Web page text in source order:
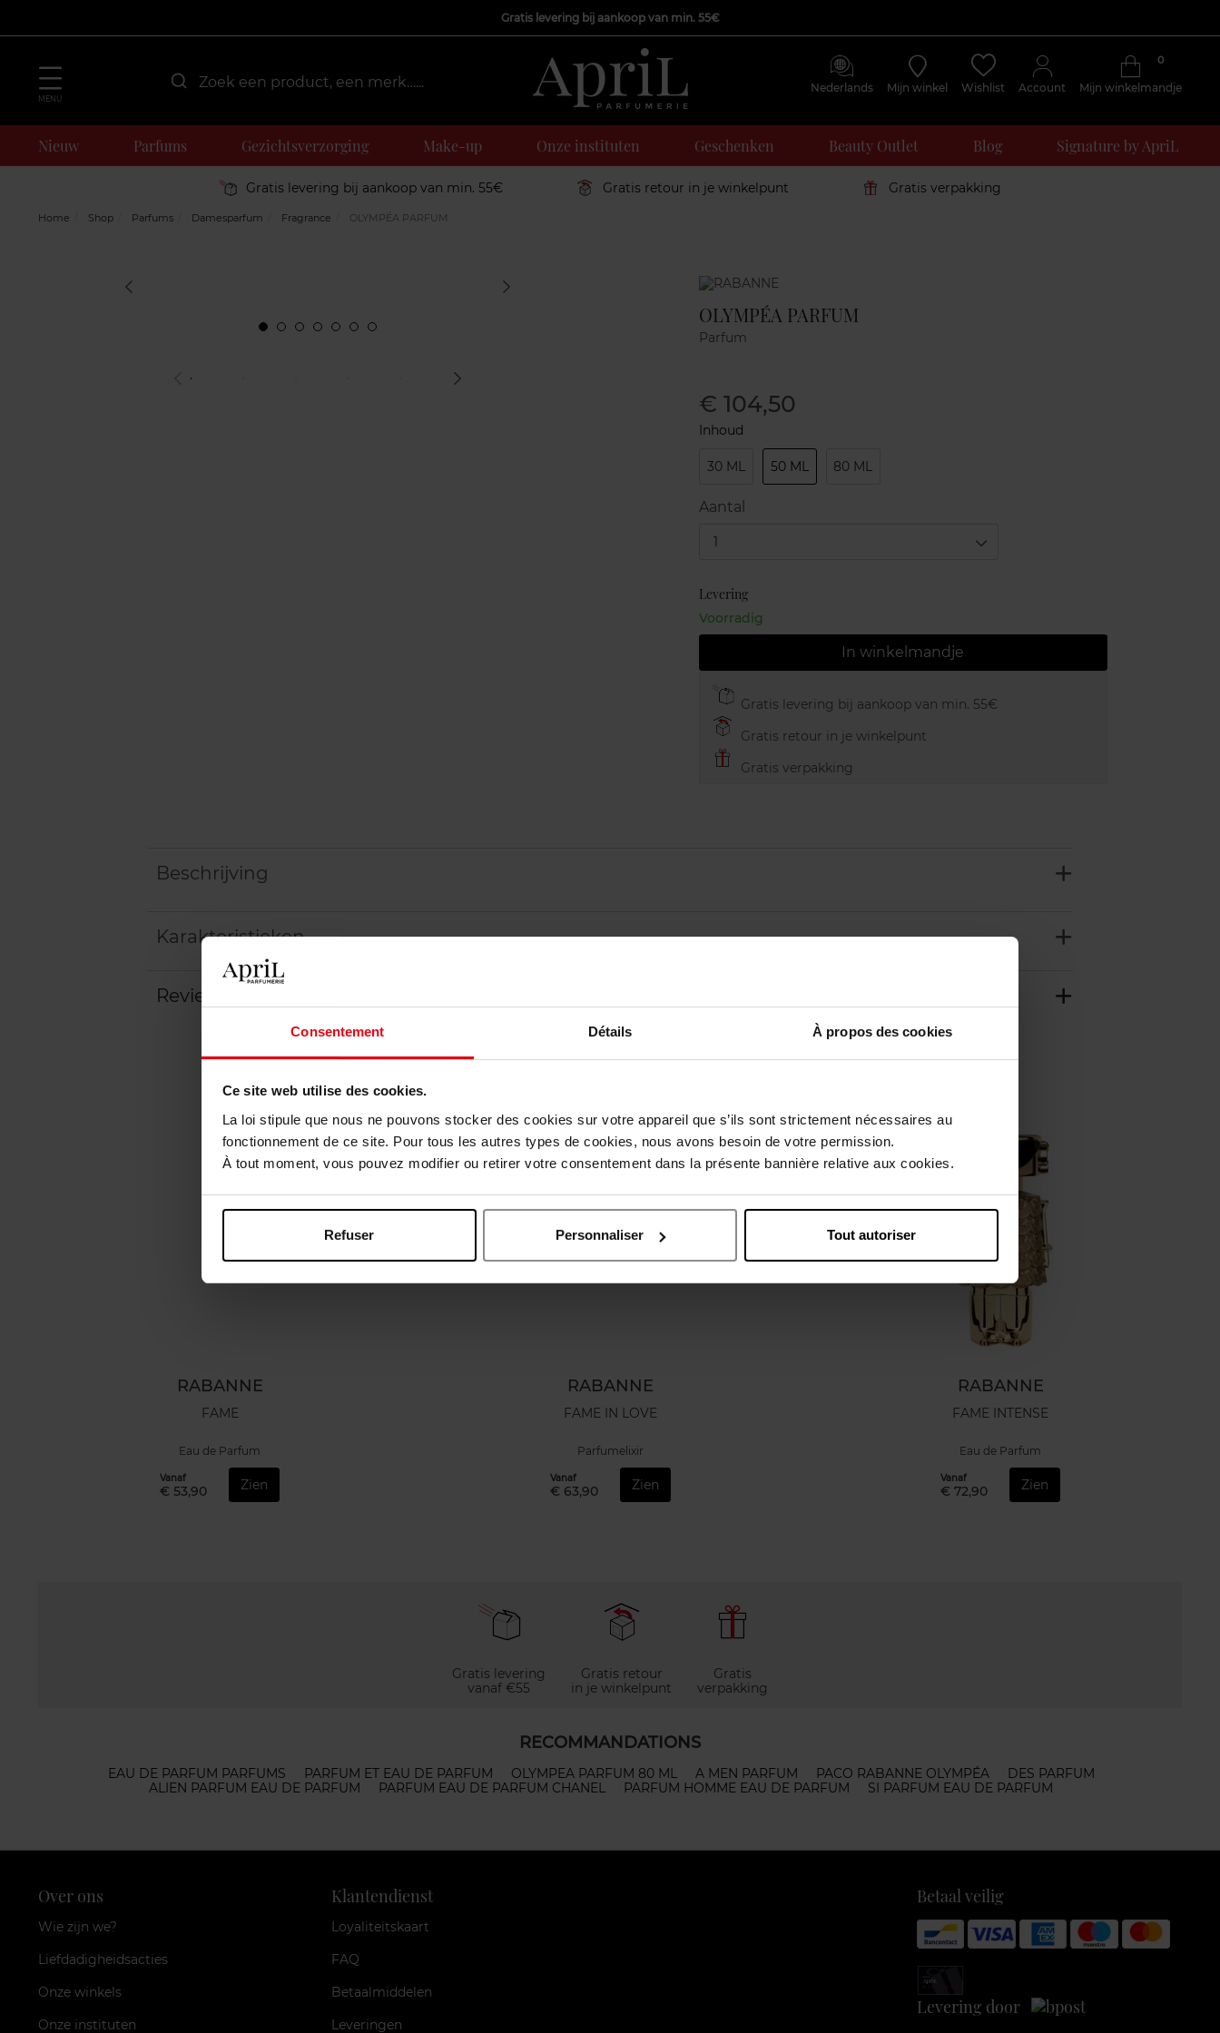
Consentement Détails À propos des cookies
Ce site web utilise des cookies.
La loi stipule que nous ne pouvons stocker des cookies sur votre appareil que s’ils sont strictement nécessaires au
fonctionnement de ce site. Pour tous les autres types de cookies, nous avons besoin de votre permission.
À tout moment, vous pouvez modifier ou retirer votre consentement dans la présente bannière relative aux cookies.
Refuser Personnaliser Tout autoriser
Gratis levering bij aankoop van min. 55€
MENU
Nederlands Mijn winkel Wishlist Account Mijn winkelmandje
0
Nieuw Parfums Gezichtsverzorging Make-up Onze instituten Geschenken Beauty Outlet Blog Signature by ApriL
Gratis levering bij aankoop van min. 55€ Gratis retour in je winkelpunt Gratis verpakking
Home Shop Parfums Damesparfum Fragrance OLYMPÉA PARFUM
Marque
OLYMPÉA PARFUM
Parfum
€ 104,50
Inhoud
30 ML 50 ML 80 ML
Aantal
1
Levering
Voorradig
In winkelmandje
Gratis levering bij aankoop van min. 55€
Gratis retour in je winkelpunt
Gratis verpakking
Beschrijving
Karakteristieken
Review
Nog iets vergeten ?
RABANNE
FAME
Eau de Parfum
Vanaf
€ 53,90 Zien
RABANNE
FAME IN LOVE
Parfumelixir
Vanaf
€ 63,90 Zien
RABANNE
FAME INTENSE
Eau de Parfum
Vanaf
€ 72,90 Zien
Gratis levering
vanaf €55
Gratis retour
in je winkelpunt
Gratis
verpakking
RECOMMANDATIONS
EAU DE PARFUM PARFUMS PARFUM ET EAU DE PARFUM OLYMPEA PARFUM 80 ML A MEN PARFUM PACO RABANNE OLYMPÉA
DES PARFUM
ALIEN PARFUM EAU DE PARFUM
PARFUM EAU DE PARFUM CHANEL PARFUM HOMME EAU DE PARFUM SI PARFUM EAU DE PARFUM
Over ons
Wie zijn we?
Liefdadigheidsacties
Onze winkels
Onze instituten
Klantendienst
Loyaliteitskaart
FAQ
Betaalmiddelen
Leveringen
Betaal veilig
Levering door